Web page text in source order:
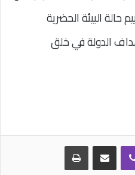
حالة البيئة الحضرية
الدولة في خلق